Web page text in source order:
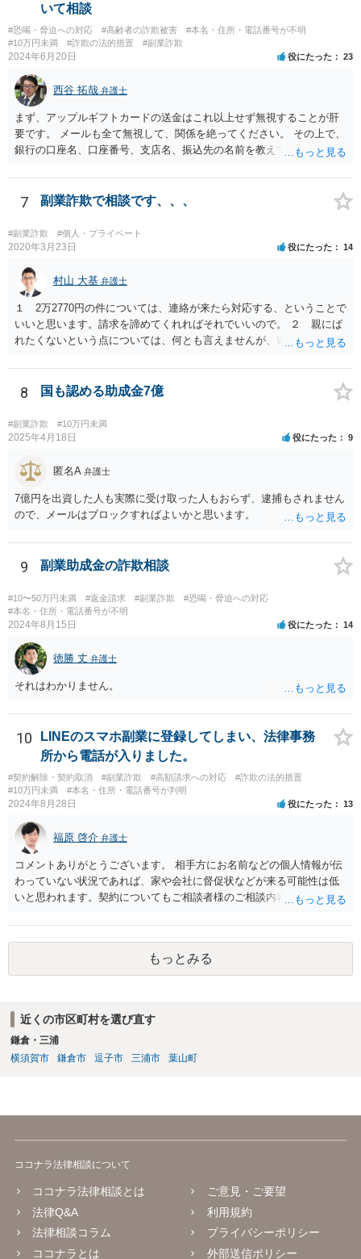
いて相談
#恐喝・脅迫への対応 #高齢者の詐欺被害
#本名・住所・電話番号が不明
#10万円未満
#詐欺の法的措置 #副業詐欺
2024年6月20日 役にたった 23
西谷 拓哉 弁護士
まず、アップルギフトカードの送金はこれ以上せず無視することが肝
要です。 メールも全て無視して、関係を絶ってください。 その上で、
銀行の口座名、口座番号、支店名、振込先の名前を教えてしまってい
はありません。 そのため、現時点でとくに、詳細不明の入金がないこ
となどが確認できるのであれば、念のため、相手に教えてしまった口
座については、 銀行で口座の解約処理をすることをお勧め致します。
7 副業詐欺で相談です、、、
#副業詐欺 #個人・プライベート
2020年3月23日 役にたった 14
村山 大基 弁護士
１ 2万2770円の件については、連絡が来たら対応する、ということで
いいと思います。請求を諦めてくれればそれでいいので。 ２ 親にば
れたくないという点については、何とも言えませんが、連絡を止めた
で、訴訟まではしなくとも、はがきくらいは来るかもしれません。し
かし、支払ったとしても連絡が止まる保証もないからです。可能性と
して、似たような連絡をたくさんの人に送っていると思われ、支払う
と「この人は支払う人だ」と思われていけるところまで絞られるよう
に思うからです。
8 国も認める助成金7億
#副業詐欺 #10万円未満
2025年4月18日 役にたった 9
匿名A 弁護士
7億円を出資した人も実際に受け取った人もおらず、逮捕もされません
ので、メールはブロックすればよいかと思います。
9 副業助成金の詐欺相談
#10〜50万円未満 #返金請求 #副業詐欺
#恐喝・脅迫への対応
#本名・住所・電話番号が不明
2024年8月15日 役にたった 14
徳勝 丈 弁護士
それはわかりません。
10
LINEのスマホ副業に登録してしまい、法律事務
所から電話が入りました。
#契約解除・契約取消 #副業詐欺 #高額請求への対応
#詐欺の法的措置
#10万円未満
#本名・住所・電話番号が判明
2024年8月28日 役にたった 13
福原 啓介 弁護士
コメントありがとうございます。 相手方にお名前などの個人情報が伝
わっていない状況であれば、家や会社に督促状などが来る可能性は低
いと思われます。契約についてもご相談者様のご相談内容を踏まえま
いただけますと幸いです。
もっとみる
近くの市区町村を選び直す
鎌倉・三浦
横須賀市
鎌倉市 逗子市 三浦市 葉山町
ココナラ法律相談について
ココナラ法律相談とは
法律Q&A
法律相談コラム
ココナラとは
ご意見・ご要望
利用規約
プライバシーポリシー
外部送信ポリシー